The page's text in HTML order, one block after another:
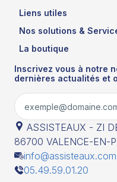
Liens utiles
Nos solutions &
La boutique
Inscrivez vous à notre
dernières actualités et
ASSISTEAUX - ZI
86700 VALENCE-EN-
info@assisteaux.com
05.49.59.01.20